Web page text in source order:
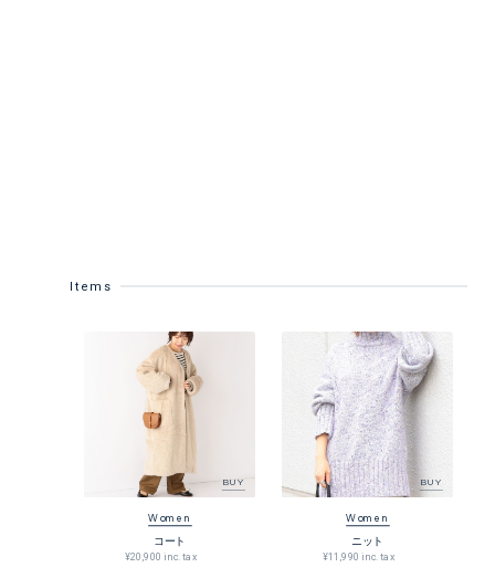
Items
Women
コート
¥20,900 inc. tax
Women
ニット
¥11,990 inc. tax